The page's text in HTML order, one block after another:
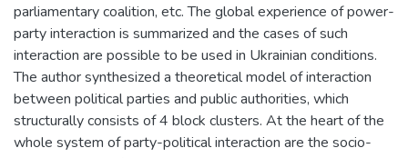
parliamentary coalition, etc. The global experience of power-
party interaction is summarized and the cases of such
interaction are possible to be used in Ukrainian conditions.
The author synthesized a theoretical model of interaction
between political parties and public authorities, which
structurally consists of 4 block clusters. At the heart of the
whole system of party-political interaction are the socio-